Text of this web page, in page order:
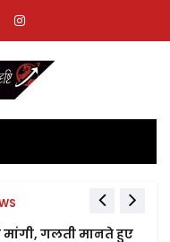
मांगी, गलती मानते हुए